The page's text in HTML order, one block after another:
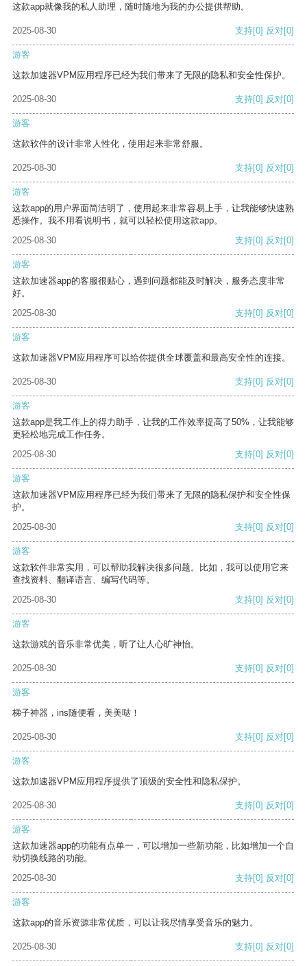
这款app就像我的私人助理，随时随地为我的办公提供帮助。
2025-08-30 支持[0] 反对[0]
游客
这款加速器VPM应用程序已经为我们带来了无限的隐私和安全性保护。
2025-08-30 支持[0] 反对[0]
游客
这款软件的设计非常人性化，使用起来非常舒服。
2025-08-30 支持[0] 反对[0]
游客
这款app的用户界面简洁明了，使用起来非常容易上手，让我能够快速熟
悉操作。我不用看说明书，就可以轻松使用这款app。
2025-08-30
支持[0] 反对[0]
游客
这款加速器app的客服很贴心，遇到问题都能及时解决，服务态度非常
好。
2025-08-30
支持[0] 反对[0]
游客
这款加速器VPM应用程序可以给你提供全球覆盖和最高安全性的连接。
2025-08-30 支持[0] 反对[0]
游客
这款app是我工作上的得力助手，让我的工作效率提高了50%，让我能够
更轻松地完成工作任务。
2025-08-30
支持[0] 反对[0]
游客
这款加速器VPM应用程序已经为我们带来了无限的隐私保护和安全性保
护。
2025-08-30
支持[0] 反对[0]
游客
这款软件非常实用，可以帮助我解决很多问题。比如，我可以使用它来
查找资料、翻译语言、编写代码等。
2025-08-30
支持[0] 反对[0]
游客
这款游戏的音乐非常优美，听了让人心旷神怡。
2025-08-30 支持[0] 反对[0]
游客
梯子神器，ins随便看，美美哒！
2025-08-30 支持[0] 反对[0]
游客
这款加速器VPM应用程序提供了顶级的安全性和隐私保护。
2025-08-30 支持[0] 反对[0]
游客
这款加速器app的功能有点单一，可以增加一些新功能，比如增加一个自
动切换线路的功能。
2025-08-30
支持[0] 反对[0]
游客
这款app的音乐资源非常优质，可以让我尽情享受音乐的魅力。
2025-08-30 支持[0] 反对[0]